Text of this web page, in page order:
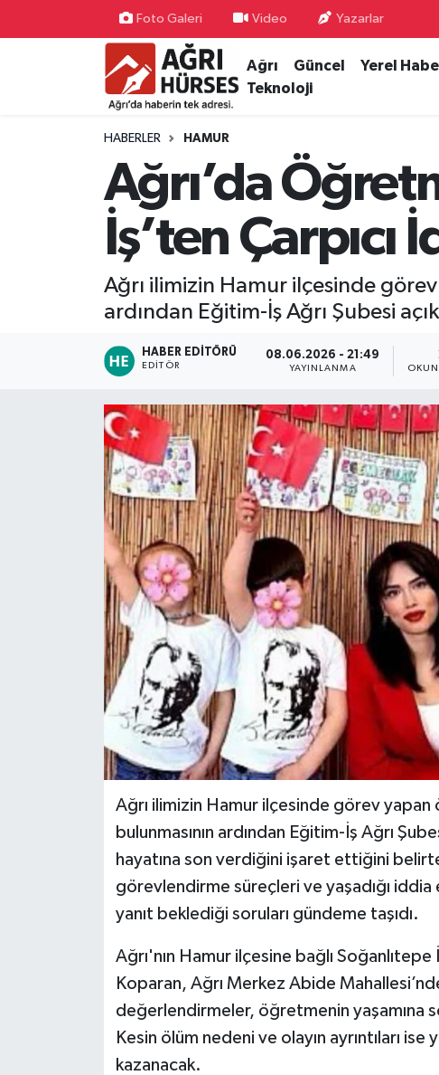
Foto Galeri Video Yazarlar
Ağrı Güncel Yerel
Teknoloji
HABERLER HAMUR
Ağrı’da
İş’ten Çarpıcı
Ağrı ilimizin Hamur ilçesinde
ardından Eğitim-İş Ağrı Şubesi
HABER EDITÖRÜ
EDITÖR
08.06.2026 - 21:49
YAYINLANMA
Ağrı ilimizin Hamur ilçesinde görev
bulunmasının ardından Eğitim-İş Ağrı
hayatına son verdiğini işaret ettiğini
görevlendirme süreçleri ve yaşadığı
yanıt beklediği soruları gündeme taşıdı.
Ağrı'nın Hamur ilçesine bağlı
Koparan, Ağrı Merkez Abide
değerlendirmeler, öğretmenin yaşamına
Kesin ölüm nedeni ve olayın ayrıntıları
kazanacak.
Hava Durumu
Trafik Durumu
Süper Lig Puan Durumu ve Fikstür
Tüm Manşetler
Son Dakika Haberleri
Haber Arşivi